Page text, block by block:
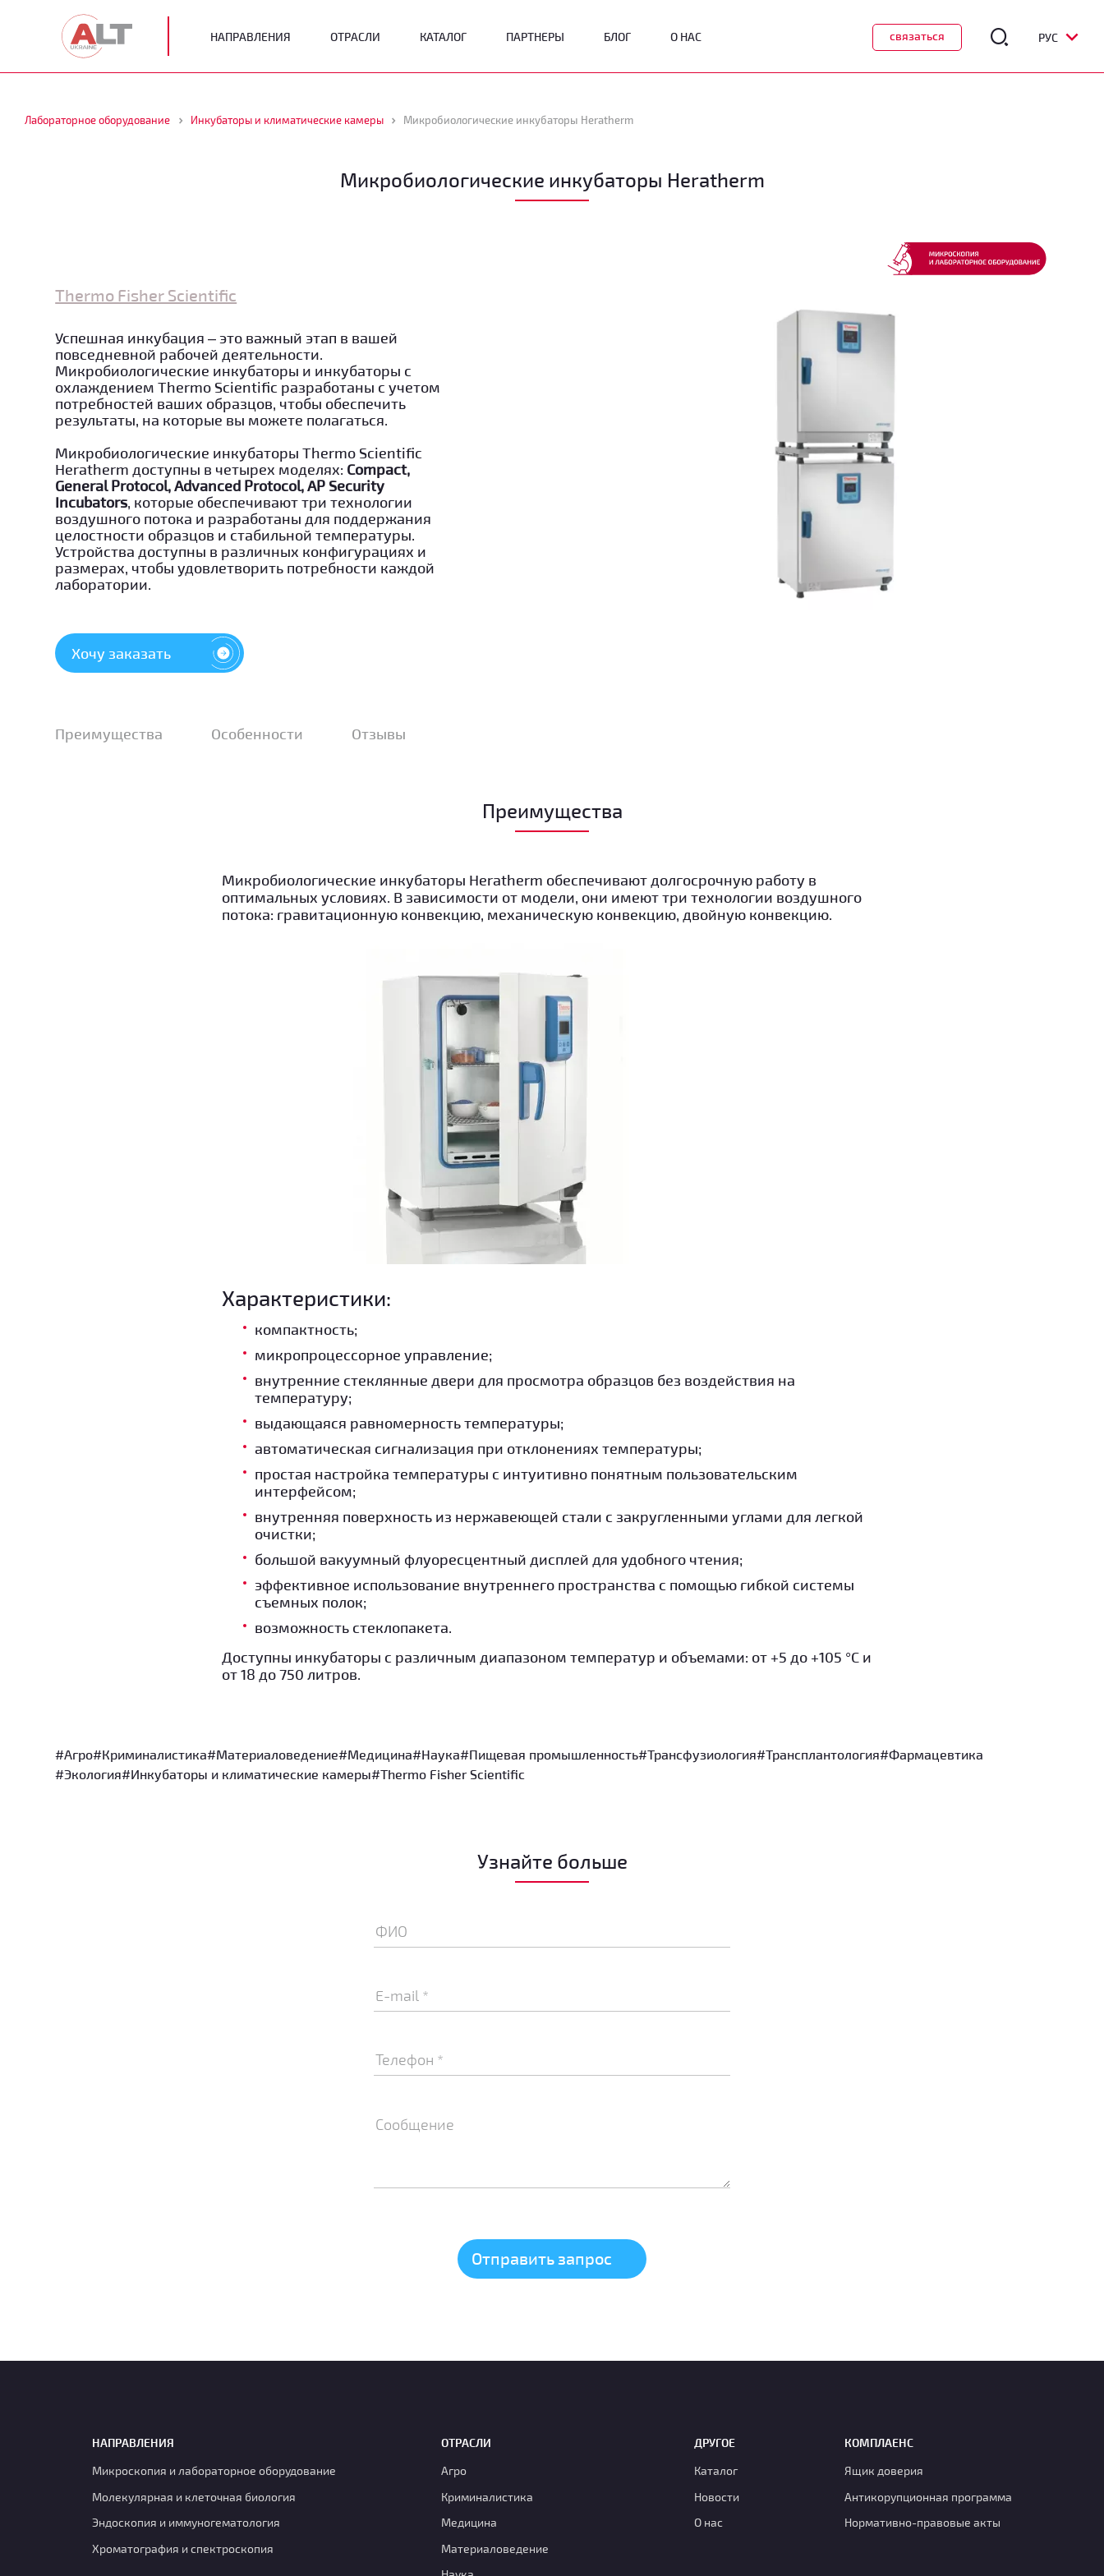
НАПРАВЛЕНИЯ ОТРАСЛИ КАТАЛОГ ПАРТНЕРЫ БЛОГ О НАС связаться РУС
Лабораторное оборудование Инкубаторы и климатические камеры Микробиологические инкубаторы Heratherm
Микробиологические инкубаторы Heratherm
Thermo Fisher Scientific
Успешная инкубация – это важный этап в вашей
повседневной рабочей деятельности.
Микробиологические инкубаторы и инкубаторы с
охлаждением Thermo Scientific разработаны с учетом
потребностей ваших образцов, чтобы обеспечить
результаты, на которые вы можете полагаться.
Микробиологические инкубаторы Thermo Scientific
Heratherm доступны в четырех моделях: Compact,
General Protocol, Advanced Protocol, AP Security
Incubators, которые обеспечивают три технологии
воздушного потока и разработаны для поддержания
целостности образцов и стабильной температуры.
Устройства доступны в различных конфигурациях и
размерах, чтобы удовлетворить потребности каждой
лаборатории.
Хочу заказать
Преимущества Особенности Отзывы
Преимущества
Микробиологические инкубаторы Heratherm обеспечивают долгосрочную работу в
оптимальных условиях. В зависимости от модели, они имеют три технологии воздушного
потока: гравитационную конвекцию, механическую конвекцию, двойную конвекцию.
Характеристики:
компактность;
микропроцессорное управление;
внутренние стеклянные двери для просмотра образцов без воздействия на
температуру;
выдающаяся равномерность температуры;
автоматическая сигнализация при отклонениях температуры;
простая настройка температуры с интуитивно понятным пользовательским
интерфейсом;
внутренняя поверхность из нержавеющей стали с закругленными углами для легкой
очистки;
большой вакуумный флуоресцентный дисплей для удобного чтения;
эффективное использование внутреннего пространства с помощью гибкой системы
съемных полок;
возможность стеклопакета.
Доступны инкубаторы с различным диапазоном температур и объемами: от +5 до +105 °C и
от 18 до 750 литров.
#Агро#Криминалистика#Материаловедение#Медицина#Наука#Пищевая промышленность#Транcфузиология#Трансплантология#Фармацевтика
#Экология#Инкубаторы и климатические камеры#Thermo Fisher Scientific
Узнайте больше
НАПРАВЛЕНИЯ
Микроскопия и лабораторное оборудование
Молекулярная и клеточная биология
Эндоскопия и иммуногематология
Хроматография и спектроскопия
ОТРАСЛИ
Агро
Криминалистика
Медицина
Материаловедение
ДРУГОЕ
Каталог
Новости
О нас
КОМПЛАЕНС
Ящик доверия
Антикорупционная программа
Нормативно-правовые акты